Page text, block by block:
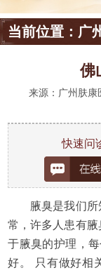
当前位置： 广
佛
来源：广州肤康
快速问
腋臭是我们所知
常，许多人患有
于腋臭的护理，
好。 只有做好相